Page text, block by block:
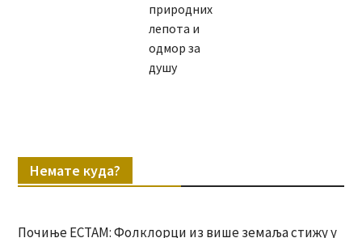
природних
лепота и
одмор за
душу
Немате куда?
Почиње ЕСТАМ: Фолклорци из више земаља стижу у